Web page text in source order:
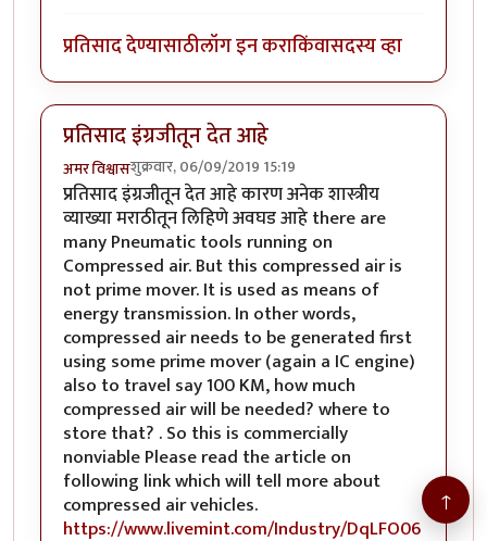
प्रतिसाद देण्यासाठीलॉग इन कराकिंवासदस्य व्हा
प्रतिसाद इंग्रजीतून देत आहे
अमर विश्वासशुक्रवार, 06/09/2019 15:19
प्रतिसाद इंग्रजीतून देत आहे कारण अनेक शास्त्रीय
व्याख्या मराठीतून लिहिणे अवघड आहे there are
many Pneumatic tools running on
Compressed air. But this compressed air is
not prime mover. It is used as means of
energy transmission. In other words,
compressed air needs to be generated first
using some prime mover (again a IC engine)
also to travel say 100 KM, how much
compressed air will be needed? where to
store that? . So this is commercially
nonviable Please read the article on
following link which will tell more about
compressed air vehicles.
https://www.livemint.com/Industry/DqLFO06
↑